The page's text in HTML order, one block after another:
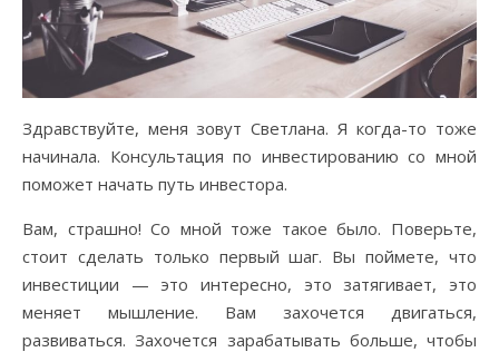
Здравствуйте, меня зовут Светлана. Я когда-то тоже
начинала. Консультация по инвестированию со мной
поможет начать путь инвестора.
Вам, страшно! Со мной тоже такое было. Поверьте,
стоит сделать только первый шаг. Вы поймете, что
инвестиции — это интересно, это затягивает, это
меняет мышление. Вам захочется двигаться,
развиваться. Захочется зарабатывать больше, чтобы